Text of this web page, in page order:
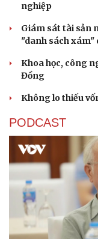
nghiệp
Giám sát tài sản
"danh sách xám"
Khoa học, công
Đồng
Không lo thiếu
PODCAST